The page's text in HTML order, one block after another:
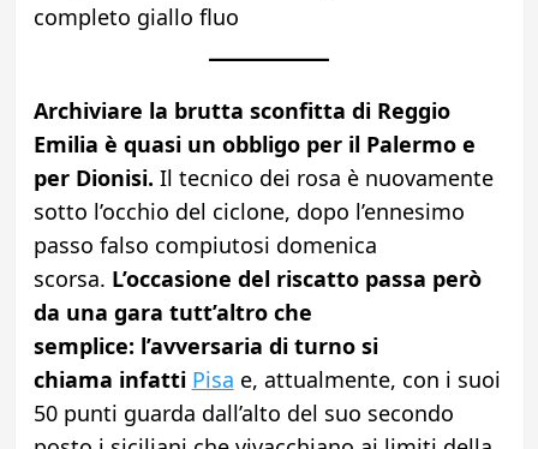
completo giallo fluo
Archiviare la brutta sconfitta di Reggio
Emilia è quasi un obbligo per il Palermo e
per Dionisi. Il tecnico dei rosa è nuovamente
sotto l’occhio del ciclone, dopo l’ennesimo
passo falso compiutosi domenica
scorsa. L’occasione del riscatto passa però
da una gara tutt’altro che
semplice: l’avversaria di turno si
chiama infatti Pisa e, attualmente, con i suoi
50 punti guarda dall’alto del suo secondo